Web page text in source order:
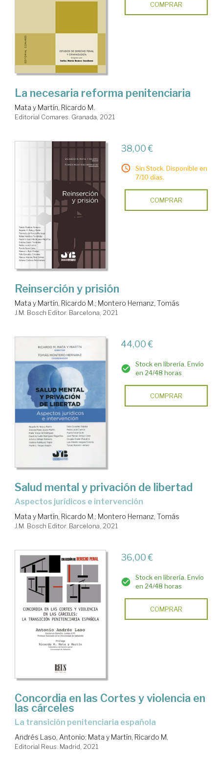
COMPRAR
La necesaria reforma penitenciaria
Mata y Martín, Ricardo M.
Editorial Comares. Granada, 2021
38,00 €
Sin Stock. Disponible en
7/10 días.
COMPRAR
Reinserción y prisión
Mata y Martín, Ricardo M.; Montero Hernanz, Tomás
J.M. Bosch Editor. Barcelona, 2021
44,00 €
Stock en librería. Envío
en 24/48 horas
COMPRAR
Salud mental y privación de libertad
aspectos jurídicos e intervención
Mata y Martín, Ricardo M.; Montero Hernanz, Tomás
J.M. Bosch Editor. Barcelona, 2021
36,00 €
Stock en librería. Envío
en 24/48 horas
COMPRAR
Concordia en las Cortes y violencia en
las cárceles
la transición penitenciaria española
Andrés Laso, Antonio; Mata y Martín, Ricardo M.
Editorial Reus. Madrid, 2021